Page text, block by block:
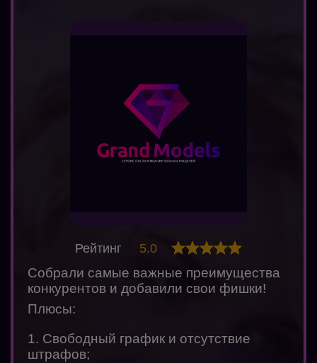
Собрали самые важные преимущества
конкурентов и добавили свои фишки!
Плюсы:
1. Свободный график и отсутствие
штрафов;
Рейтинг 5.0